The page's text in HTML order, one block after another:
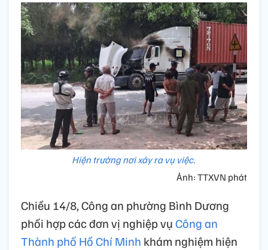
Hiện trường nơi xảy ra vụ việc.
Ảnh: TTXVN phát
Chiều 14/8, Công an phường Bình Dương
phối hợp các đơn vị nghiệp vụCông an
Thành phố Hồ Chí Minh khám nghiệm hiện